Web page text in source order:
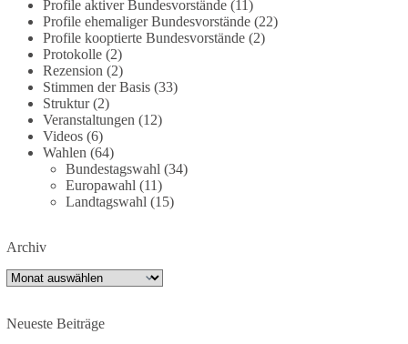
Denkverbote, ohne Vorverurteilungen und ohne
Tabus.
Quellen:https://apnews.com/article/fauci-diaries-
covid-origins-rand-paul-
6b25da9f75a0becbaf2886ab22643e67
https://www.tichyseinblick.de/kolumnen/aus-aller-
welt/usa-tagebuch-fauci-corona-impfung/
#dieBasis #Corona #Aufarbeitung
#Vertrauen
239 36
DieBasis
Profile aktiver Bundesvorstände(11)
Profile ehemaliger Bundesvorstände(22)
Profile kooptierte Bundesvorstände(2)
Protokolle(2)
Rezension (2)
Stimmen der Basis(33)
Struktur(2)
Veranstaltungen (12)
Videos(6)
Wahlen (64)
Bundestagswahl (34)
Europawahl (11)
Landtagswahl (15)
Archiv
Archiv
Neueste Beiträge